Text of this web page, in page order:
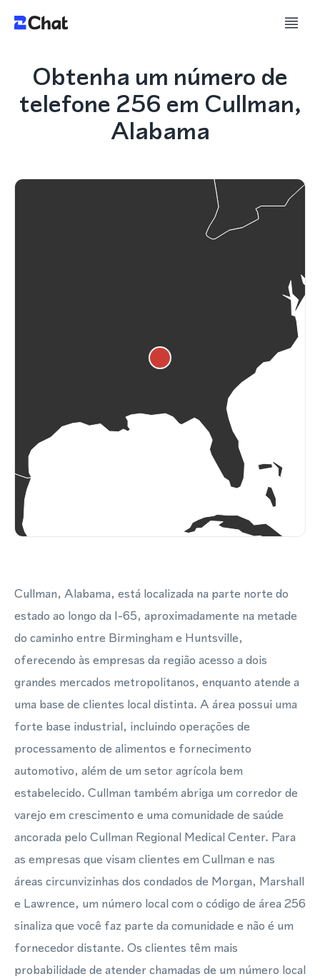
Obtenha um número de
telefone 256 em Cullman,
Alabama
Cullman, Alabama, está localizada na parte norte do
estado ao longo da I-65, aproximadamente na metade
do caminho entre Birmingham e Huntsville,
oferecendo às empresas da região acesso a dois
grandes mercados metropolitanos, enquanto atende a
uma base de clientes local distinta. A área possui uma
forte base industrial, incluindo operações de
processamento de alimentos e fornecimento
automotivo, além de um setor agrícola bem
estabelecido. Cullman também abriga um corredor de
varejo em crescimento e uma comunidade de saúde
ancorada pelo Cullman Regional Medical Center. Para
as empresas que visam clientes em Cullman e nas
áreas circunvizinhas dos condados de Morgan, Marshall
e Lawrence, um número local com o código de área 256
sinaliza que você faz parte da comunidade e não é um
fornecedor distante. Os clientes têm mais
probabilidade de atender chamadas de um número local